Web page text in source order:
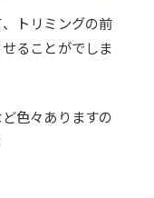
トリミングの前
ることがでしま
色々ありますの